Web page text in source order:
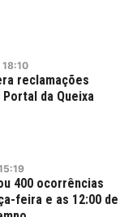
18:10
reclamações
da Queixa
400 ocorrências
feira e as 12:00 de